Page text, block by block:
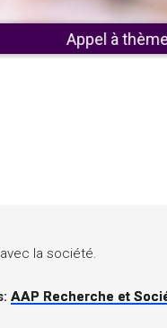
à thème – Contrat
la société.
AAP Recherche et